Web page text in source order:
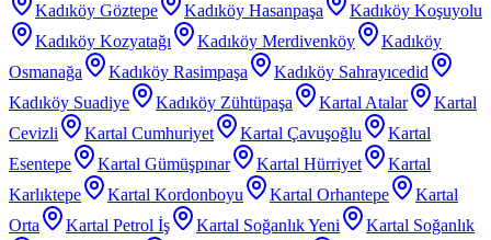
Kadıköy Göztepe
Kadıköy Hasanpaşa
Kadıköy Koşuyolu
Kadıköy Kozyatağı
Kadıköy Merdivenköy
Kadıköy
Osmanağa
Kadıköy Rasimpaşa
Kadıköy Sahrayıcedid
Kadıköy Suadiye
Kadıköy Zühtüpaşa Kartal Atalar
Kartal
Cevizli
Kartal Cumhuriyet Kartal Çavuşoğlu
Kartal
Esentepe
Kartal Gümüşpınar Kartal Hürriyet
Kartal
Karlıktepe
Kartal Kordonboyu Kartal Orhantepe
Kartal
Orta
Kartal Petrol İş Kartal Soğanlık Yeni
Kartal Soğanlık